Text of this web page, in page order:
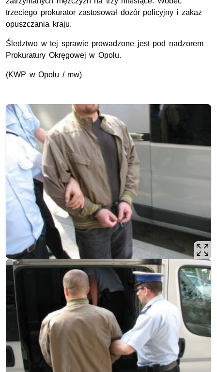
trzeciego prokurator zastosował dozór policyjny i zakaz
opuszczania kraju.
Śledztwo w tej sprawie prowadzone jest pod nadzorem
Prokuratury Okręgowej w Opolu.
(KWP w Opolu / mw)